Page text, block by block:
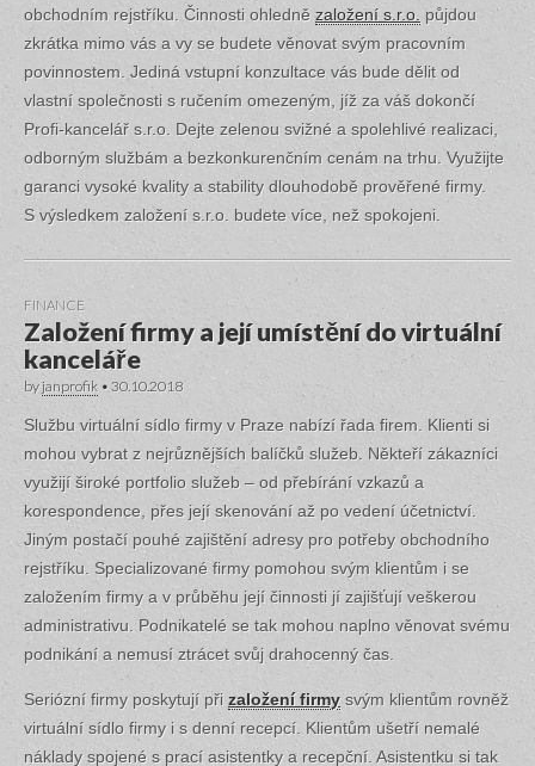
obchodním rejstříku. Činnosti ohledně založení s.r.o. půjdou
zkrátka mimo vás a vy se budete věnovat svým pracovním
povinnostem. Jediná vstupní konzultace vás bude dělit od
vlastní společnosti s ručením omezeným, jíž za váš dokončí
Profi-kancelář s.r.o. Dejte zelenou svižné a spolehlivé realizaci,
odborným službám a bezkonkurenčním cenám na trhu. Využijte
garanci vysoké kvality a stability dlouhodobě prověřené firmy.
S výsledkem založení s.r.o. budete více, než spokojeni.
FINANCE
Založení firmy a její umístění do virtuální
kanceláře
by janprofik • 30.10.2018
Službu virtuální sídlo firmy v Praze nabízí řada firem. Klienti si
mohou vybrat z nejrůznějších balíčků služeb. Někteří zákazníci
využijí široké portfolio služeb – od přebírání vzkazů a
korespondence, přes její skenování až po vedení účetnictví.
Jiným postačí pouhé zajištění adresy pro potřeby obchodního
rejstříku. Specializované firmy pomohou svým klientům i se
založením firmy a v průběhu její činnosti jí zajišťují veškerou
administrativu. Podnikatelé se tak mohou naplno věnovat svému
podnikání a nemusí ztrácet svůj drahocenný čas.
Seriózní firmy poskytují při založení firmy svým klientům rovněž
virtuální sídlo firmy i s denní recepcí. Klientům ušetří nemalé
náklady spojené s prací asistentky a recepční. Asistentku si tak